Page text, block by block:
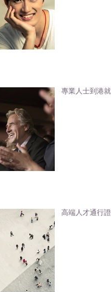
專業人士到港
高端人才通行